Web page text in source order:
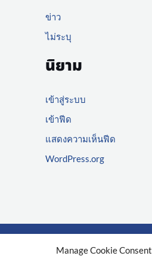
Manage Cookie Consent
ข่าว
ไม่ระบุ
นิยาม
เข้าสู่ระบบ
เข้าฟีด
แสดงความเห็นฟีด
WordPress.org